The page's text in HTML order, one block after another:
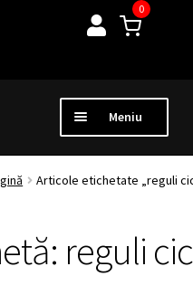
0
Meniu
PROMOTII
ANTIFURT
Articole etichetate „reguli
reguli